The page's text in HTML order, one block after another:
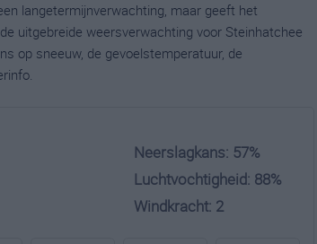
langetermijnverwachting, maar geeft het
uitgebreide weersverwachting voor Steinhatchee
op sneeuw, de gevoelstemperatuur, de
Neerslagkans: 57%
Luchtvochtigheid: 88%
Windkracht: 2